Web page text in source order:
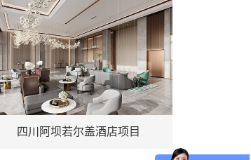
地址：四川阿坝若尔盖
四川阿坝若尔盖酒店项目